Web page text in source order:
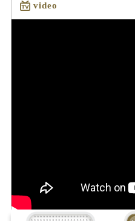
video